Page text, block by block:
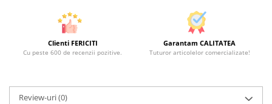
Clienti FERICITI
Cu peste 600 de recenzii pozitive.
Garantam CALITATEA
Tuturor articolelor comercializate!
Review-uri(0)